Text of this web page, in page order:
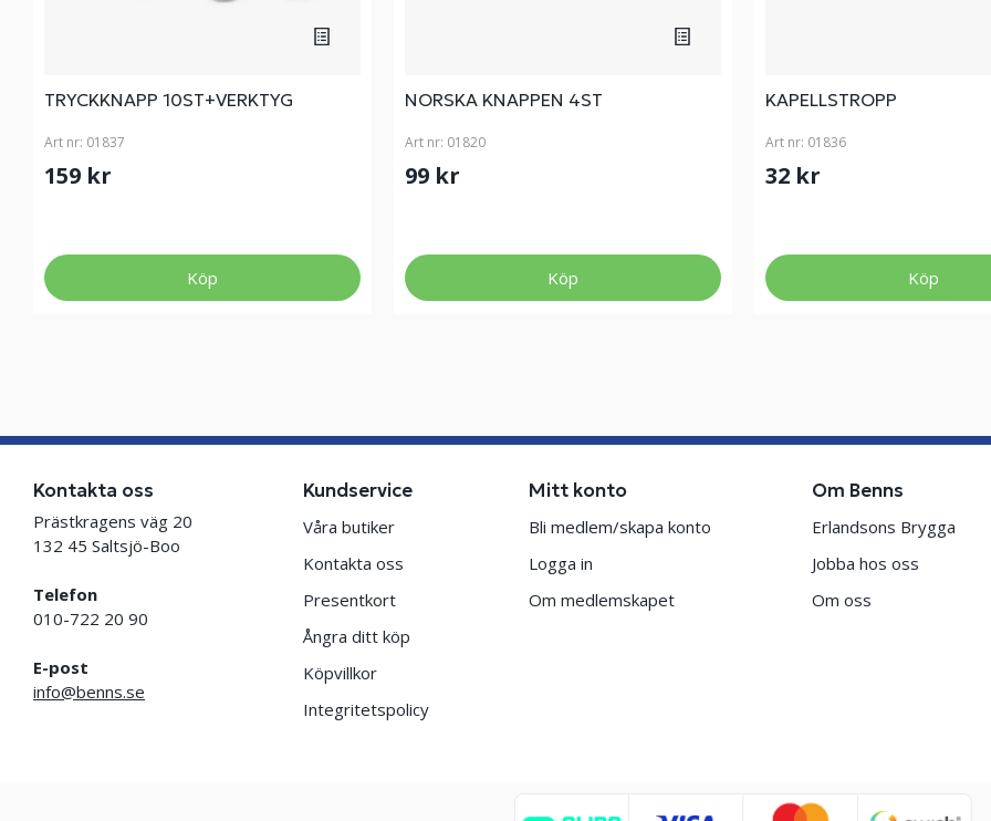
TRYCKKNAPP 10ST+VERKTYG
Art nr: 01837
159 kr
Köp
NORSKA KNAPPEN 4ST
Art nr: 01820
99 kr
Köp
KAPELLSTROPP
Art nr: 01836
32 kr
Köp
Kontakta oss
Prästkragens väg 20
132 45 Saltsjö-Boo
Telefon
010-722 20 90
E-post
info@benns.se
Kundservice
Våra butiker
Kontakta oss
Presentkort
Ångra ditt köp
Köpvillkor
Integritetspolicy
Mitt konto
Bli medlem/skapa konto
Logga in
Om medlemskapet
Om Benns
Erlandsons Brygga
Jobba hos oss
Om oss